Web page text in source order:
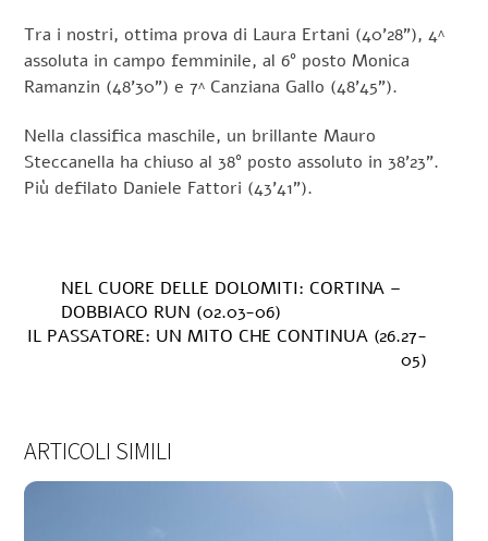
Tra i nostri, ottima prova di Laura Ertani (40’28”), 4^
assoluta in campo femminile, al 6° posto Monica
Ramanzin (48’30”) e 7^ Canziana Gallo (48’45”).
Nella classifica maschile, un brillante Mauro
Steccanella ha chiuso al 38° posto assoluto in 38’23”.
Più defilato Daniele Fattori (43’41”).
NEL CUORE DELLE DOLOMITI: CORTINA –
DOBBIACO RUN (02.03-06)
IL PASSATORE: UN MITO CHE CONTINUA (26.27-
05)
ARTICOLI SIMILI